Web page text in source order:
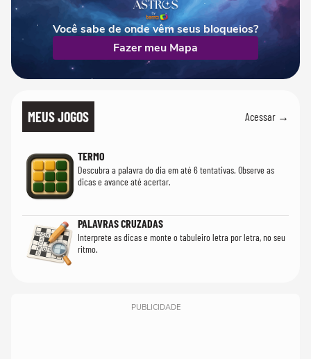
Você sabe de onde vêm seus bloqueios?
Fazer meu Mapa
MEUS JOGOS Acessar →
TERMO
Descubra a palavra do dia em até 6 tentativas. Observe as
dicas e avance até acertar.
PALAVRAS CRUZADAS
Interprete as dicas e monte o tabuleiro letra por letra, no seu
ritmo.
PUBLICIDADE